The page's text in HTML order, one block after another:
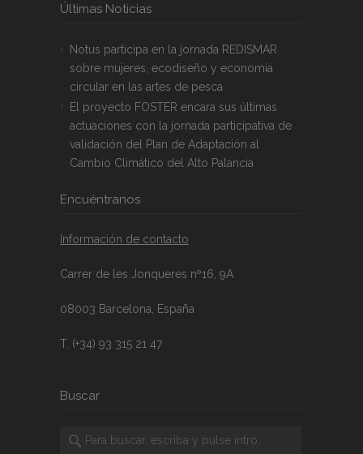
Últimas Noticias
Notus participa en la jornada REDISMAR
sobre mujeres, ecodiseño y economía
circular en las artes de pesca
El proyecto FOSTER encara sus últimas
actuaciones con la jornada participativa de
validación del Plan de Adaptación al
Cambio Climático del Alto Palancia
Encuéntranos
Información de contacto
Carrer de les Jonqueres nº16, 9A
08003 Barcelona, España
T. (+34) 93 315 21 47
Buscar